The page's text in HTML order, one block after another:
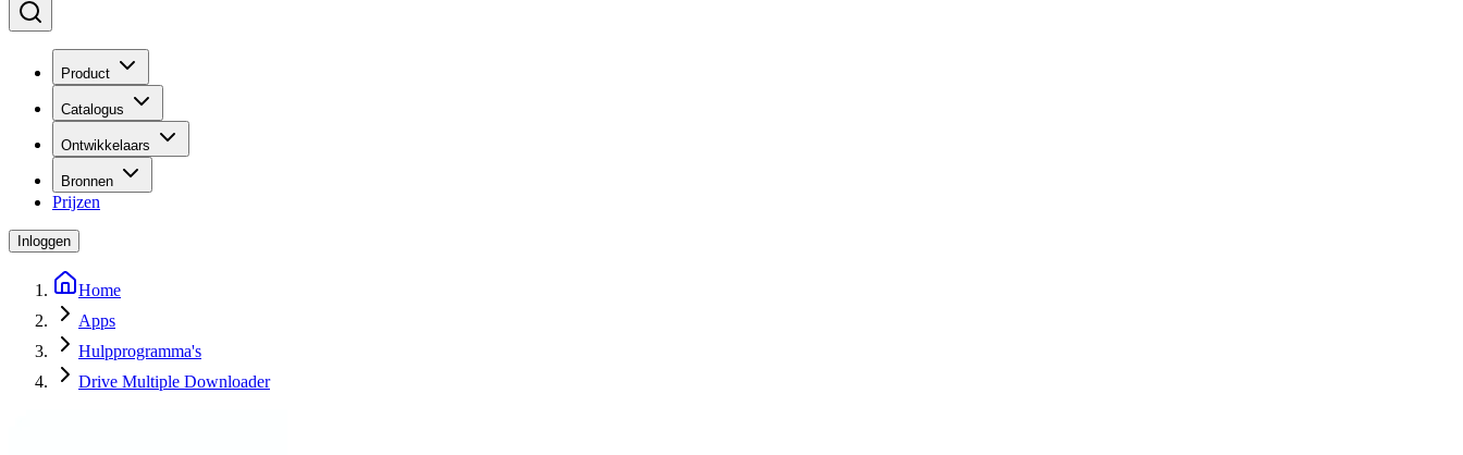
Product
Catalogus
Ontwikkelaars
Bronnen
Prijzen
Inloggen
Home
Apps
Hulpprogramma's
Drive Multiple Downloader